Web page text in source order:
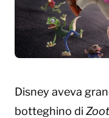
Disney aveva
botteghino di